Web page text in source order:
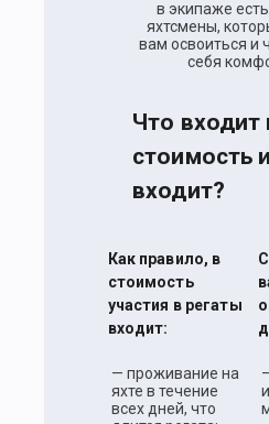
в экипаже
яхтсмены,
вам освоиться и
себя
Что входит
стоимость
входит?
Как правило, в
стоимость
участия в регаты
входит:
— проживание на
яхте в течение
всех дней, что